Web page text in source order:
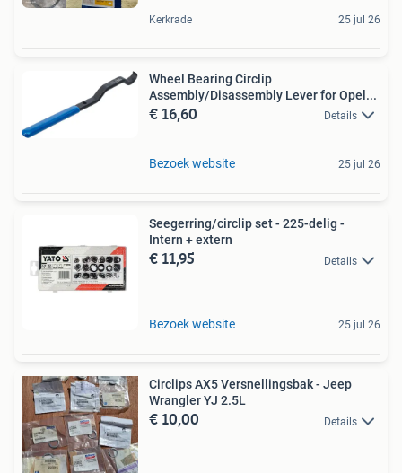
Kerkrade 25 jul 26
Wheel Bearing Circlip
Assembly/Disassembly Lever for Opel...
€ 16,60 Details
Bezoek website 25 jul 26
Seegerring/circlip set - 225-delig -
Intern + extern
€ 11,95 Details
Bezoek website 25 jul 26
Circlips AX5 Versnellingsbak - Jeep
Wrangler YJ 2.5L
€ 10,00 Details